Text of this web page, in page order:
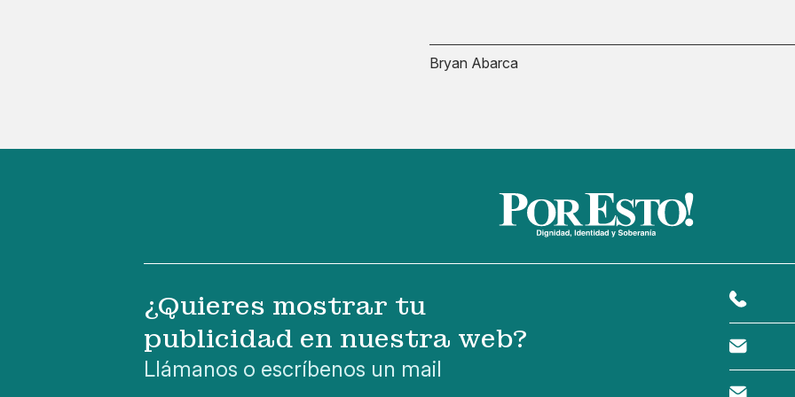
Bryan Abarca
¿Quieres mostrar tu
publicidad en nuestra web?
Llámanos o escríbenos un mail